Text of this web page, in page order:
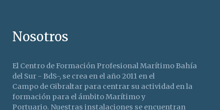
Nosotros
El Centro de Formación Profesional Marítimo Bahía
del Sur - BdS-, se crea en el año 2011 en el
Campo de Gibraltar para centrar su actividad en la
formación para el ámbito Marítimo y
Portuario. Nuestras instalaciones se encuentran